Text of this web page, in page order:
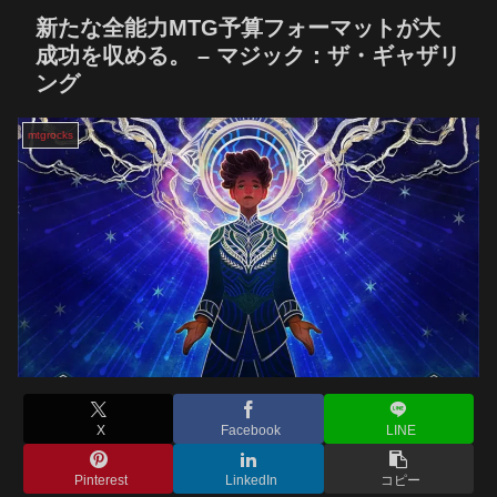
新たな全能力MTG予算フォーマットが大
成功を収める。 – マジック：ザ・ギャザリ
ング
mtgrocks
X Facebook LINE
Pinterest LinkedIn コピー